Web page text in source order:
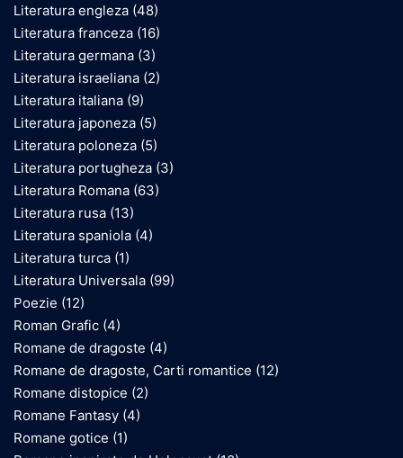
Literatura engleza (48)
Literatura franceza (16)
Literatura germana (3)
Literatura israeliana (2)
Literatura italiana (9)
Literatura japoneza (5)
Literatura poloneza (5)
Literatura portugheza (3)
Literatura Romana (63)
Literatura rusa (13)
Literatura spaniola (4)
Literatura turca (1)
Literatura Universala (99)
Poezie (12)
Roman Grafic (4)
Romane de dragoste (4)
Romane de dragoste, Carti romantice (12)
Romane distopice (2)
Romane Fantasy (4)
Romane gotice (1)